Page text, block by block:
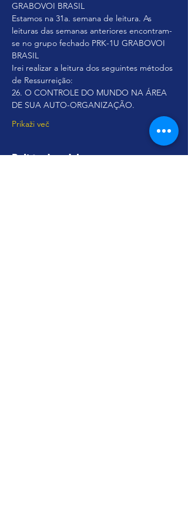
GRABOVOI BRASIL
Estamos na 31a. semana de leitura. As
leituras das semanas anteriores encontram-
se no grupo fechado PRK-1U GRABOVOI
BRASIL
Irei realizar a leitura dos seguintes métodos
de Ressurreição:
26. O CONTROLE DO MUNDO NA ÁREA
DE SUA AUTO-ORGANIZAÇÃO.
Prikaži več
Deli ta dogodek